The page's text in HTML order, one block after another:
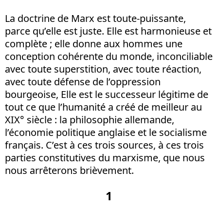
La doctrine de Marx est toute-puissante,
parce qu’elle est juste. Elle est harmonieuse et
complète ; elle donne aux hommes une
conception cohérente du monde, inconciliable
avec toute superstition, avec toute réaction,
avec toute défense de l’oppression
bourgeoise, Elle est le successeur légitime de
tout ce que l’humanité a créé de meilleur au
XIX° siècle : la philosophie allemande,
l’économie politique anglaise et le socialisme
français. C’est à ces trois sources, à ces trois
parties constitutives du marxisme, que nous
nous arrêterons brièvement.
1